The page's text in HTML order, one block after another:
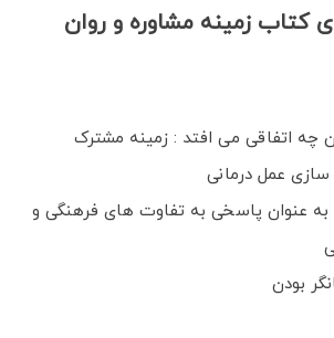
کتاب زمینه مشاوره و روان
چه اتفاقی می افتد : زمینه مشترک
عمل درمانی
عنوان پاسخی به تفاوت های فرهنگی و
بودن